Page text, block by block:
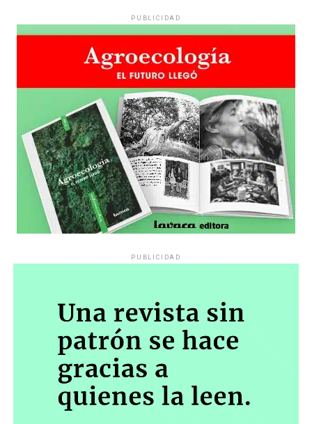
PUBLICIDAD
PUBLICIDAD